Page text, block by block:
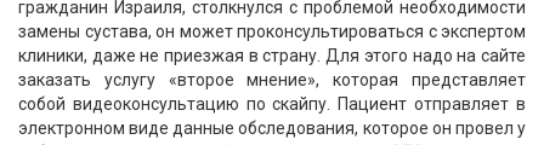
гражданин Израиля, столкнулся с проблемой необходимости
замены сустава, он может проконсультироваться с экспертом
клиники, даже не приезжая в страну. Для этого надо на сайте
заказать услугу «второе мнение», которая представляет
собой видеоконсультацию по скайпу. Пациент отправляет в
электронном виде данные обследования, которое он провел у